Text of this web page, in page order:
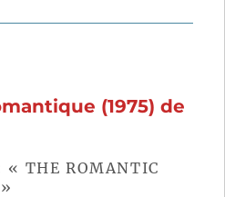
(1975) de
THE ROMANTIC